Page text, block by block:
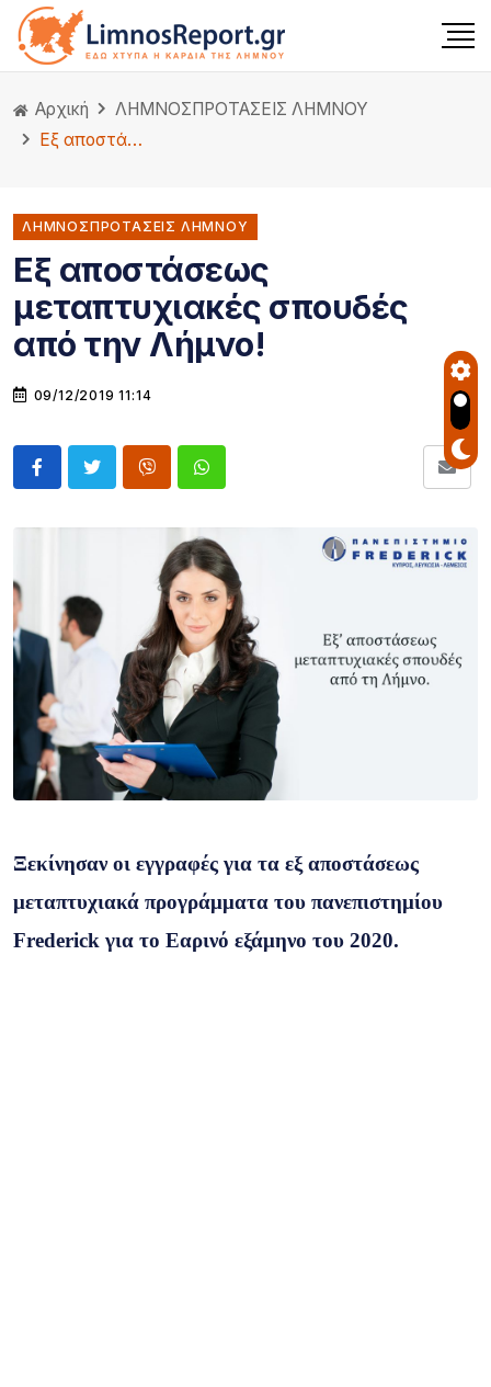
Αρχική ΛΗΜΝΟΣΠΡΟΤΑΣΕΙΣ ΛΗΜΝΟΥ
Εξ αποστάσεως μεταπτυχιακές σπουδές από την Λήμνο!
ΛΗΜΝΟΣΠΡΟΤΑΣΕΙΣ ΛΗΜΝΟΥ
Εξ αποστάσεως
μεταπτυχιακές σπουδές
από την Λήμνο!
09/12/2019 11:14
Ξεκίνησαν οι εγγραφές για τα εξ αποστάσεως
μεταπτυχιακά προγράμματα του πανεπιστημίου
Frederick για το Εαρινό εξάμηνο του 2020.